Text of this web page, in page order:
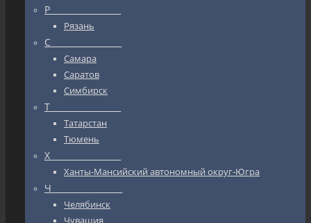
Р_________________
Рязань
С_________________
Самара
Саратов
Симбирск
Т_________________
Татарстан
Тюмень
Х_________________
Ханты-Мансийский автономный округ-Югра
Ч_________________
Челябинск
Чувашия